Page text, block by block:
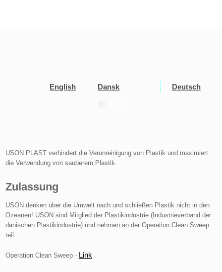
English Dansk
Deutsch
USON PLAST verhindert die Verunreinigung von Plastik und maximiert
die Verwendung von sauberem Plastik.
Zulassung
USON denken über die Umwelt nach und schließen Plastik nicht in den
Ozeanen! USON sind Mitglied der Plastikindustrie (Industrieverband der
dänischen Plastikindustrie) und nehmen an der Operation Clean Sweep
teil.
Operation Clean Sweep - Link